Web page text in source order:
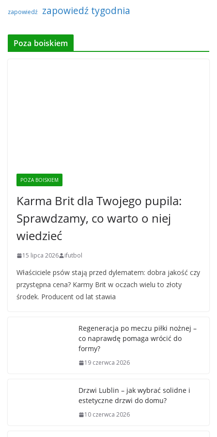
zapowiedź zapowiedź tygodnia
Poza boiskiem
POZA BOISKIEM
Karma Brit dla Twojego pupila:
Sprawdzamy, co warto o niej
wiedzieć
15 lipca 2026 ifutbol
Właściciele psów stają przed dylematem: dobra jakość czy
przystępna cena? Karmy Brit w oczach wielu to złoty
środek. Producent od lat stawia
Regeneracja po meczu piłki nożnej –
co naprawdę pomaga wrócić do
formy?
19 czerwca 2026
Drzwi Lublin – jak wybrać solidne i
estetyczne drzwi do domu?
10 czerwca 2026